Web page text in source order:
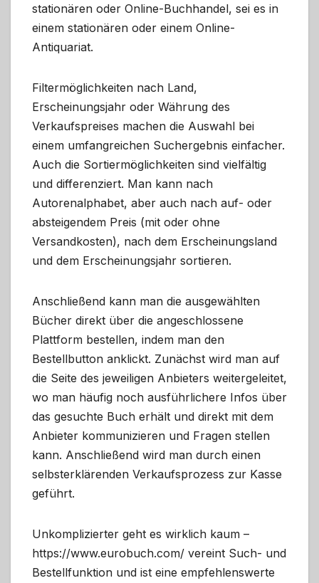
stationären oder Online-Buchhandel, sei es in
einem stationären oder einem Online-
Antiquariat.
Filtermöglichkeiten nach Land,
Erscheinungsjahr oder Währung des
Verkaufspreises machen die Auswahl bei
einem umfangreichen Suchergebnis einfacher.
Auch die Sortiermöglichkeiten sind vielfältig
und differenziert. Man kann nach
Autorenalphabet, aber auch nach auf- oder
absteigendem Preis (mit oder ohne
Versandkosten), nach dem Erscheinungsland
und dem Erscheinungsjahr sortieren.
Anschließend kann man die ausgewählten
Bücher direkt über die angeschlossene
Plattform bestellen, indem man den
Bestellbutton anklickt. Zunächst wird man auf
die Seite des jeweiligen Anbieters weitergeleitet,
wo man häufig noch ausführlichere Infos über
das gesuchte Buch erhält und direkt mit dem
Anbieter kommunizieren und Fragen stellen
kann. Anschließend wird man durch einen
selbsterklärenden Verkaufsprozess zur Kasse
geführt.
Unkomplizierter geht es wirklich kaum –
https://www.eurobuch.com/ vereint Such- und
Bestellfunktion und ist eine empfehlenswerte